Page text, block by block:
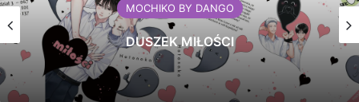
MOCHIKO BY DANGO
DUSZEK MIŁOŚCI